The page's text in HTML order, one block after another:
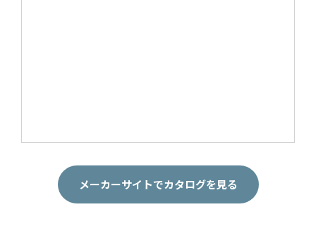
メーカーサイトでカタログを見る